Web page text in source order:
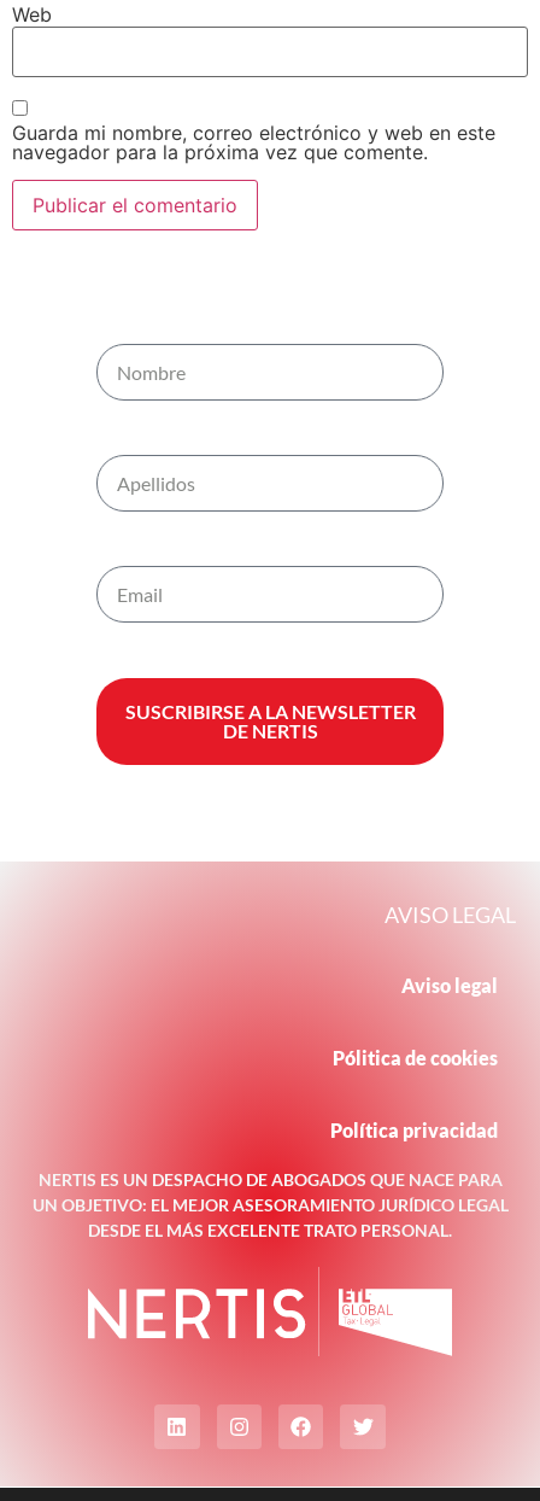
Web
Guarda mi nombre, correo electrónico y web en este
navegador para la próxima vez que comente.
SUSCRIBIRSE A LA NEWSLETTER
DE NERTIS
NERTIS ES UN DESPACHO DE ABOGADOS QUE NACE PARA
UN OBJETIVO: EL MEJOR ASESORAMIENTO JURÍDICO LEGAL
DESDE EL MÁS EXCELENTE TRATO PERSONAL.
AVISO LEGAL
Aviso legal
Pólitica de cookies
Política privacidad